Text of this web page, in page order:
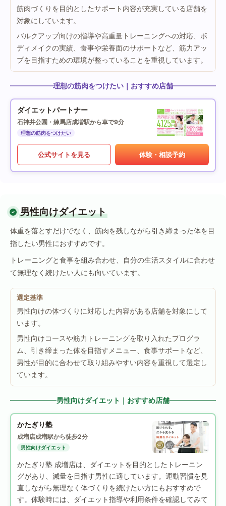
筋肉づくりを目的としたサポート内容が充実している店舗を
対象にしています。
バルクアップ向けの指導や高重量トレーニングへの対応、ボ
ディメイクの実績、食事や栄養面のサポートなど、筋力アッ
プを目指すための環境が整っていることを重視しています。
理想の筋肉をつけたい｜おすすめ店舗
ダイエットパートナー
石神井公園・練馬店成増駅から車で9分
理想の筋肉をつけたい
公式サイトを見る 体験・相談予約
男性向けダイエット
体重を落とすだけでなく、筋肉を残しながら引き締まった体を目
指したい男性におすすめです。
トレーニングと食事を組み合わせ、自分の生活スタイルに合わせ
て無理なく続けたい人にも向いています。
選定基準
男性向けの体づくりに対応した内容がある店舗を対象にして
います。
男性向けコースや筋力トレーニングを取り入れたプログラ
ム、引き締まった体を目指すメニュー、食事サポートなど、
男性が目的に合わせて取り組みやすい内容を重視して選定し
ています。
男性向けダイエット｜おすすめ店舗
かたぎり塾
成増店成増駅から徒歩2分
男性向けダイエット
かたぎり塾 成増店は、ダイエットを目的としたトレーニン
グがあり、減量を目指す男性に適しています。運動習慣を見
直しながら無理なく体づくりを続けたい方にもおすすめで
す。体験時には、ダイエット指導や利用条件を確認してみて